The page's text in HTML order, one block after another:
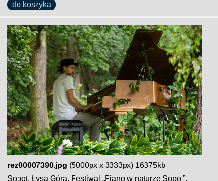
do koszyka
rez00007390.jpg (5000px x 3333px) 16375kb
Sopot. Łysa Góra. Festiwal „Piano w naturze Sopot”.